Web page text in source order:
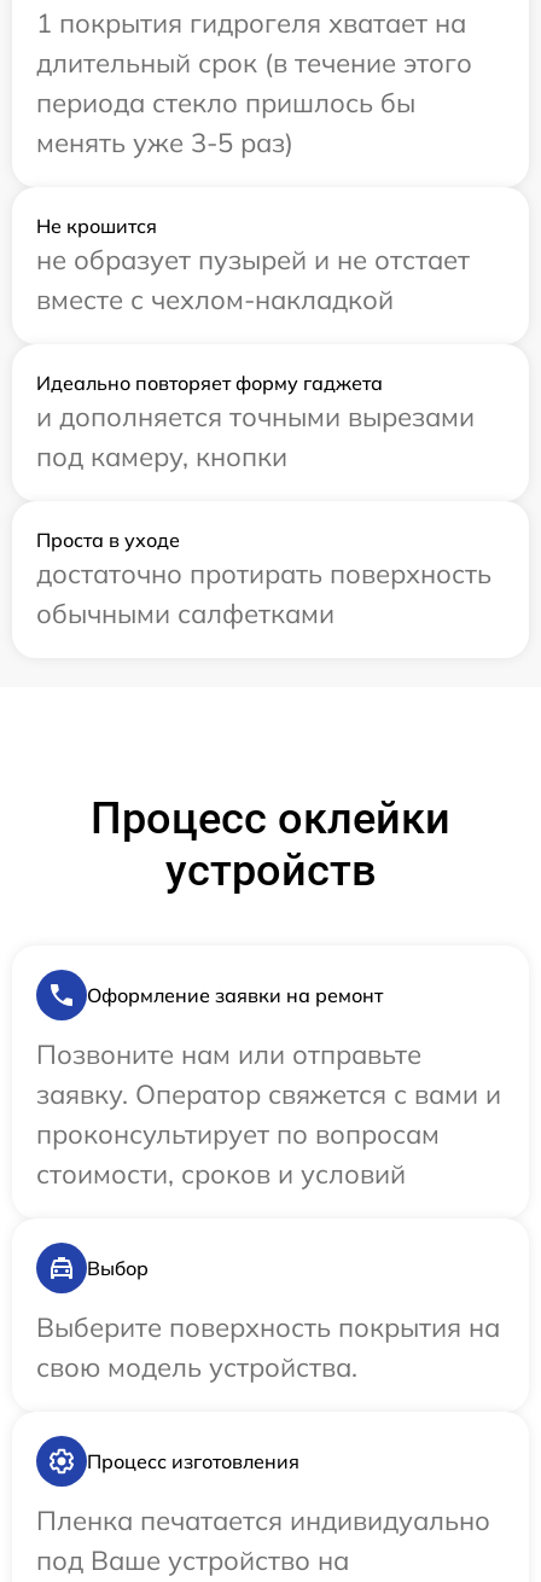
1 покрытия гидрогеля хватает на
длительный срок (в течение этого
периода стекло пришлось бы
менять уже 3-5 раз)
Не крошится
не образует пузырей и не отстает
вместе с чехлом-накладкой
Идеально повторяет форму гаджета
и дополняется точными вырезами
под камеру, кнопки
Проста в уходе
достаточно протирать поверхность
обычными салфетками
Процесс оклейки
устройств
Оформление заявки на ремонт
Позвоните нам или отправьте
заявку. Оператор свяжется с вами и
проконсультирует по вопросам
стоимости, сроков и условий
Выбор
Выберите поверхность покрытия на
свою модель устройства.
Процесс изготовления
Пленка печатается индивидуально
под Ваше устройство на